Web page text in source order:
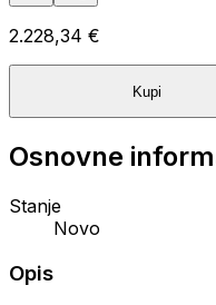
2.228,34 €
Kupi
Osnovne
Stanje
Novo
Opis